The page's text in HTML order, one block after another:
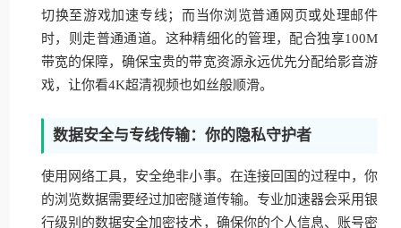
切换至游戏加速专线；而当你浏览普通网页或处理邮件
时，则走普通通道。这种精细化的管理，配合独享100M
带宽的保障，确保宝贵的带宽资源永远优先分配给影音游
戏，让你看4K超清视频也如丝般顺滑。
数据安全与专线传输：你的隐私守护者
使用网络工具，安全绝非小事。在连接回国的过程中，你
的浏览数据需要经过加密隧道传输。专业加速器会采用银
行级别的数据安全加密技术，确保你的个人信息、账号密